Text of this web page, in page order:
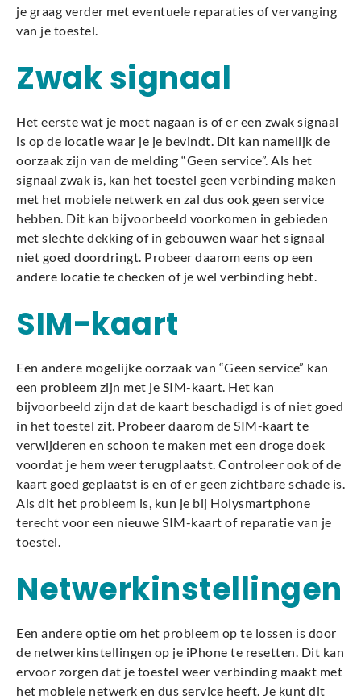
je graag verder met eventuele reparaties of vervanging
van je toestel.
Zwak signaal
Het eerste wat je moet nagaan is of er een zwak signaal
is op de locatie waar je je bevindt. Dit kan namelijk de
oorzaak zijn van de melding “Geen service”. Als het
signaal zwak is, kan het toestel geen verbinding maken
met het mobiele netwerk en zal dus ook geen service
hebben. Dit kan bijvoorbeeld voorkomen in gebieden
met slechte dekking of in gebouwen waar het signaal
niet goed doordringt. Probeer daarom eens op een
andere locatie te checken of je wel verbinding hebt.
SIM-kaart
Een andere mogelijke oorzaak van “Geen service” kan
een probleem zijn met je SIM-kaart. Het kan
bijvoorbeeld zijn dat de kaart beschadigd is of niet goed
in het toestel zit. Probeer daarom de SIM-kaart te
verwijderen en schoon te maken met een droge doek
voordat je hem weer terugplaatst. Controleer ook of de
kaart goed geplaatst is en of er geen zichtbare schade is.
Als dit het probleem is, kun je bij Holysmartphone
terecht voor een nieuwe SIM-kaart of reparatie van je
toestel.
Netwerkinstellingen
Een andere optie om het probleem op te lossen is door
de netwerkinstellingen op je iPhone te resetten. Dit kan
ervoor zorgen dat je toestel weer verbinding maakt met
het mobiele netwerk en dus service heeft. Je kunt dit